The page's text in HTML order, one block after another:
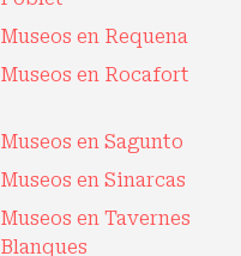
Museos en Requena
Museos en Rocafort
Museos en Sagunto
Museos en Sinarcas
Museos en Tavernes
Blanques